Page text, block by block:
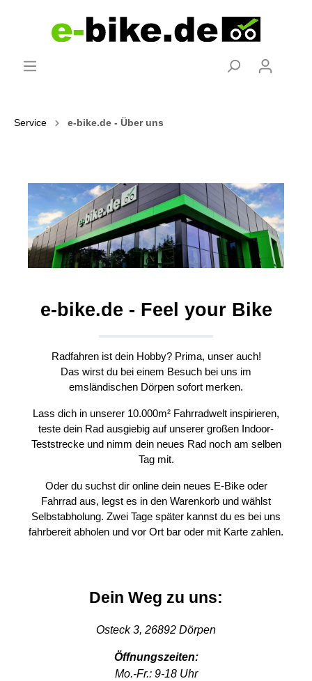
Service e-bike.de - Über uns
e-bike.de - Feel your Bike
Radfahren ist dein Hobby? Prima, unser auch!
Das wirst du bei einem Besuch bei uns im
emsländischen Dörpen sofort merken.
Lass dich in unserer 10.000m² Fahrradwelt inspirieren,
teste dein Rad ausgiebig auf unserer großen Indoor-
Teststrecke und nimm dein neues Rad noch am selben
Tag mit.
Oder du suchst dir online dein neues E-Bike oder
Fahrrad aus, legst es in den Warenkorb und wählst
Selbstabholung. Zwei Tage später kannst du es bei uns
fahrbereit abholen und vor Ort bar oder mit Karte zahlen.
Dein Weg zu uns:
Osteck 3, 26892 Dörpen
Öffnungszeiten:
Mo.-Fr.: 9-18 Uhr